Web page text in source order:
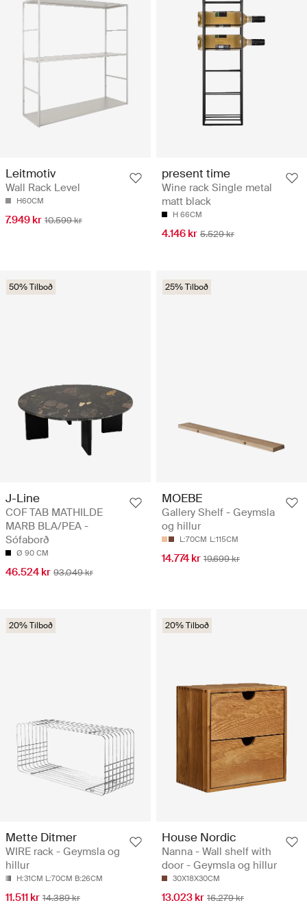
Leitmotiv
Wall Rack Level
H60CM
7.949 kr 10.599 kr
present time
Wine rack Single metal
matt black
H 66CM
4.146 kr 5.529 kr
50% Tilboð
J-Line
COF TAB MATHILDE
MARB BLA/PEA -
Sófaborð
Ø 90 CM
46.524 kr 93.049 kr
25% Tilboð
MOEBE
Gallery Shelf - Geymsla
og hillur
L:70CM L:115CM
14.774 kr 19.699 kr
20% Tilboð
Mette Ditmer
WIRE rack - Geymsla og
hillur
H:31CM L:70CM B:26CM
11.511 kr 14.389 kr
20% Tilboð
House Nordic
Nanna - Wall shelf with
door - Geymsla og hillur
30X18X30CM
13.023 kr 16.279 kr